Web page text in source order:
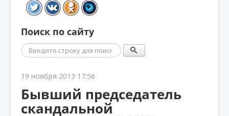
Поиск по сайту
Поиск
19 ноября 2013 17:56
Бывший председатель
скандальной